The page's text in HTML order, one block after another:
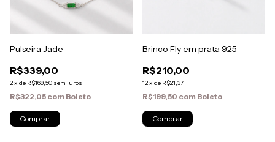
Pulseira Jade
R$339,00
2x de R$169,50 sem juros
R$322,05 com Boleto
Brinco Fly em prata 925
R$210,00
12x de R$21,37
R$199,50 com Boleto